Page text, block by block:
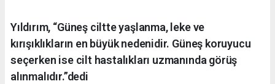
Yıldırım, “Güneş ciltte yaşlanma, leke ve
kırışıklıkların en büyük nedenidir. Güneş koruyucu
seçerken ise cilt hastalıkları uzmanında görüş
alınmalıdır.”dedi